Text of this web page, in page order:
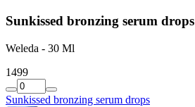
Sunkissed bronzing serum drops
Weleda - 30 Ml
1499
Sunkissed bronzing serum drops